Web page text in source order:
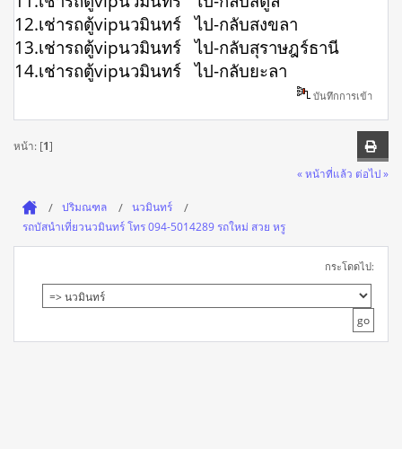
12.เช่ารถตู้vipนวมินทร์ ไป-กลับสงขลา
13.เช่ารถตู้vipนวมินทร์ ไป-กลับสุราษฎร์ธานี
14.เช่ารถตู้vipนวมินทร์ ไป-กลับยะลา
บันทึกการเข้า
หน้า: [1]
« หน้าที่แล้ว ต่อไป »
ปริมณฑล
นวมินทร์
รถบัสนําเที่ยวนวมินทร์ โทร 094-5014289 รถใหม่ สวย หรู
กระโดดไป: